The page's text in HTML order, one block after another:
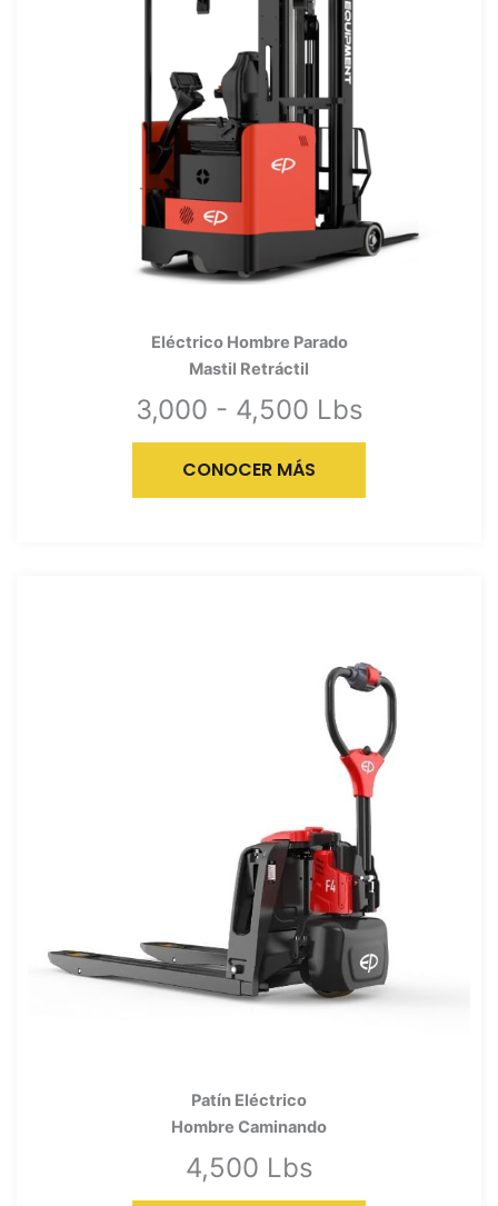
Eléctrico Hombre Parado
Mastil Retráctil
3,000 - 4,500 Lbs
CONOCER MÁS
Patín Eléctrico
Hombre Caminando
4,500 Lbs